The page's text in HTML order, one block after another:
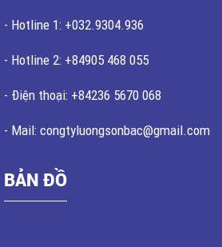
- Hotline 1: +032.9304.936
- Hotline 2: +84905 468 055
- Điện thoại: +84236 5670 068
- Mail: congtyluongsonbac@gmail.com
BẢN ĐỒ